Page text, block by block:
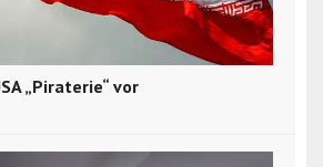
„Piraterie“ vor